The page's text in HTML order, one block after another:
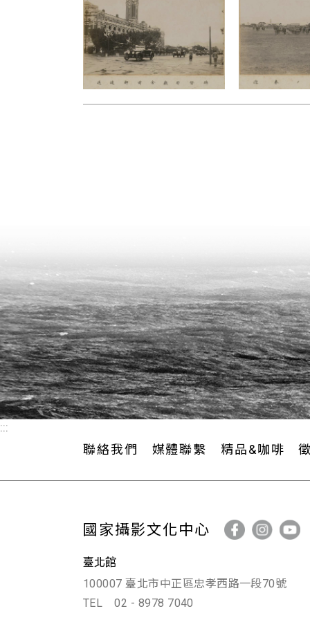
:::
聯絡我們 媒體聯繫 精品&咖啡
國家攝影文化中心
臺北館
100007 臺北市中正區忠孝西路一段70號
TEL
02 - 8978 7040